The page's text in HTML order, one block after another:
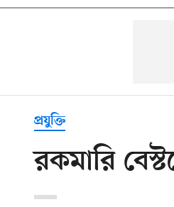
প্রযুক্তি
রকমারি